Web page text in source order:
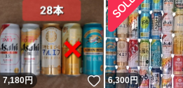
7,180円 いいね！
6,300円